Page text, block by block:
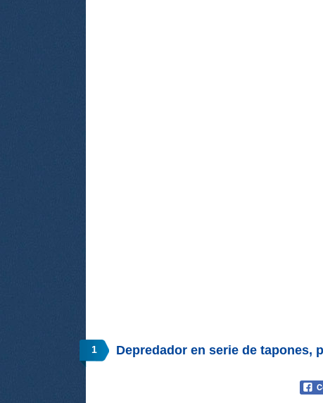
1 Depredador en serie de tapones,